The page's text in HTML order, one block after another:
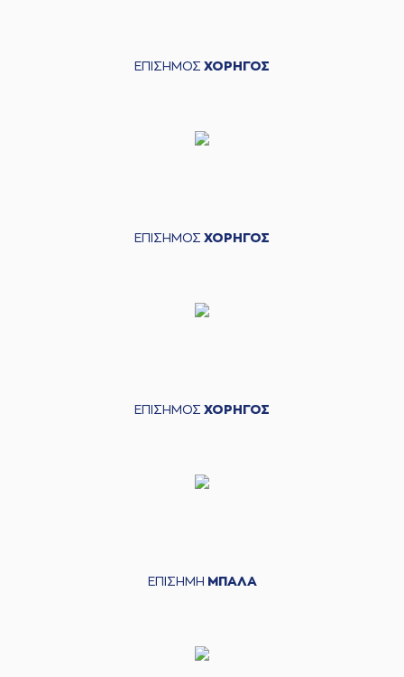
ΕΠΙΣΗΜΟΣ ΧΟΡΗΓΟΣ
ΕΠΙΣΗΜΟΣ ΧΟΡΗΓΟΣ
ΕΠΙΣΗΜΟΣ ΧΟΡΗΓΟΣ
ΕΠΙΣΗΜΗ ΜΠΑΛΑ